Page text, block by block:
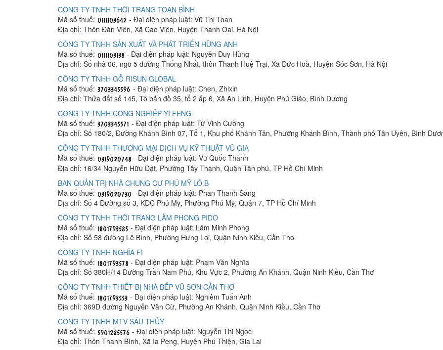
CÔNG TY TNHH THỜI TRANG TOAN BÌNH
Mã số thuế:
- Đại diện pháp luật: Vũ Thị Toan
Địa chỉ: Thôn Đàn Viên, Xã Cao Viên, Huyện Thanh Oai, Hà Nội
CÔNG TY TNHH SẢN XUẤT VÀ PHÁT TRIỂN HÙNG ANH
Mã số thuế:
- Đại diện pháp luật: Nguyễn Duy Hùng
Địa chỉ: Số nhà 06, ngõ 5 đường Thống Nhất, thôn Thanh Huệ Trại, Xã Đức Hoà, Huyện Sóc Sơn, Hà Nội
CÔNG TY TNHH GỖ RISUN GLOBAL
Mã số thuế:
- Đại diện pháp luật: Chen, Zhixin
Địa chỉ: Thửa đất số 145, Tờ bản đồ 35, tổ 2 ấp 6, Xã An Linh, Huyện Phú Giáo, Bình Dương
CÔNG TY TNHH CÔNG NGHIỆP YI FENG
Mã số thuế:
- Đại diện pháp luật: Từ Vinh Cường
Địa chỉ: Số 180/2, Đường Khánh Bình 07, Tổ 1, Khu phố Khánh Tân, Phường Khánh Bình, Thành phố Tân Uyên, Bình
CÔNG TY TNHH THƯƠNG MẠI DỊCH VỤ KỸ THUẬT VŨ GIA
Mã số thuế:
- Đại diện pháp luật: Vũ Quốc Thanh
Địa chỉ: 16/34 Nguyễn Hữu Dật, Phường Tây Thạnh, Quận Tân phú, TP Hồ Chí Minh
BAN QUẢN TRỊ NHÀ CHUNG CƯ PHÚ MỸ LÔ B
Mã số thuế:
- Đại diện pháp luật: Phan Thanh Sang
Địa chỉ: Số 4 Đường số 3, KDC Phú Mỹ, Phường Phú Mỹ, Quận 7, TP Hồ Chí Minh
CÔNG TY TNHH THỜI TRANG LÂM PHONG PIDO
Mã số thuế:
- Đại diện pháp luật: Lâm Minh Phong
Địa chỉ: Số 58 đường Lê Bình, Phường Hưng Lợi, Quận Ninh Kiều, Cần Thơ
CÔNG TY TNHH NGHĨA FI
Mã số thuế:
- Đại diện pháp luật: Phạm Văn Nghĩa
Địa chỉ: Số 380H/14 Đường Trần Nam Phú, Khu Vực 2, Phường An Khánh, Quận Ninh Kiều, Cần Thơ
CÔNG TY TNHH THIẾT BỊ NHÀ BẾP VŨ SƠN CẦN THƠ
Mã số thuế:
- Đại diện pháp luật: Nghiêm Tuấn Anh
Địa chỉ: 369D đường Nguyễn Văn Cừ, Phường An Khánh, Quận Ninh Kiều, Cần Thơ
CÔNG TY TNHH MTV SÁU THỦY
Mã số thuế:
- Đại diện pháp luật: Nguyễn Thị Ngọc
Địa chỉ: Thôn Thanh Bình, Xã Ia Peng, Huyện Phú Thiện, Gia Lai